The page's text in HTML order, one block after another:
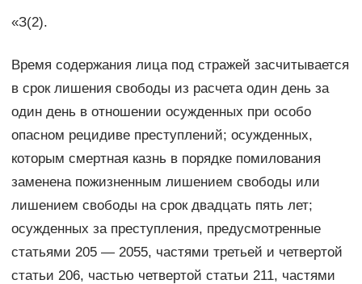
«З(2).
Время содержания лица под стражей засчитывается
в срок лишения свободы из расчета один день за
один день в отношении осужденных при особо
опасном рецидиве преступлений; осужденных,
которым смертная казнь в порядке помилования
заменена пожизненным лишением свободы или
лишением свободы на срок двадцать пять лет;
осужденных за преступления, предусмотренные
статьями 205 — 2055, частями третьей и четвертой
статьи 206, частью четвертой статьи 211, частями